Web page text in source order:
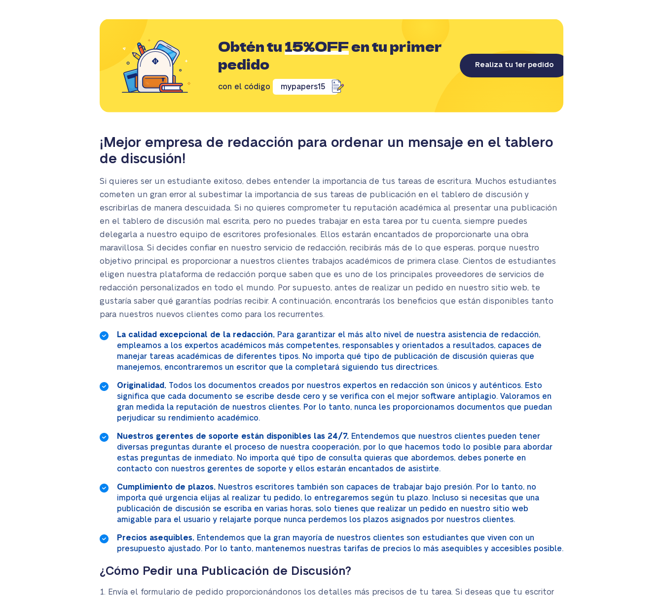
Obtén tu15%OFFen tu primer
pedido
con el código mypapers15
Realiza tu 1er pedido
¡Mejor empresa de redacción para ordenar un mensaje en el tablero
de discusión!
Si quieres ser un estudiante exitoso, debes entender la importancia de tus tareas de escritura. Muchos estudiantes
cometen un gran error al subestimar la importancia de sus tareas de publicación en el tablero de discusión y
escribirlas de manera descuidada. Si no quieres comprometer tu reputación académica al presentar una publicación
en el tablero de discusión mal escrita, pero no puedes trabajar en esta tarea por tu cuenta, siempre puedes
delegarla a nuestro equipo de escritores profesionales. Ellos estarán encantados de proporcionarte una obra
maravillosa. Si decides confiar en nuestro servicio de redacción, recibirás más de lo que esperas, porque nuestro
objetivo principal es proporcionar a nuestros clientes trabajos académicos de primera clase. Cientos de estudiantes
eligen nuestra plataforma de redacción porque saben que es uno de los principales proveedores de servicios de
redacción personalizados en todo el mundo. Por supuesto, antes de realizar un pedido en nuestro sitio web, te
gustaría saber qué garantías podrías recibir. A continuación, encontrarás los beneficios que están disponibles tanto
para nuestros nuevos clientes como para los recurrentes.
La calidad excepcional de la redacción. Para garantizar el más alto nivel de nuestra asistencia de redacción,
empleamos a los expertos académicos más competentes, responsables y orientados a resultados, capaces de
manejar tareas académicas de diferentes tipos. No importa qué tipo de publicación de discusión quieras que
manejemos, encontraremos un escritor que la completará siguiendo tus directrices.
Originalidad. Todos los documentos creados por nuestros expertos en redacción son únicos y auténticos. Esto
significa que cada documento se escribe desde cero y se verifica con el mejor software antiplagio. Valoramos en
gran medida la reputación de nuestros clientes. Por lo tanto, nunca les proporcionamos documentos que puedan
perjudicar su rendimiento académico.
Nuestros gerentes de soporte están disponibles las 24/7. Entendemos que nuestros clientes pueden tener
diversas preguntas durante el proceso de nuestra cooperación, por lo que hacemos todo lo posible para abordar
estas preguntas de inmediato. No importa qué tipo de consulta quieras que abordemos, debes ponerte en
contacto con nuestros gerentes de soporte y ellos estarán encantados de asistirte.
Cumplimiento de plazos. Nuestros escritores también son capaces de trabajar bajo presión. Por lo tanto, no
importa qué urgencia elijas al realizar tu pedido, lo entregaremos según tu plazo. Incluso si necesitas que una
publicación de discusión se escriba en varias horas, solo tienes que realizar un pedido en nuestro sitio web
amigable para el usuario y relajarte porque nunca perdemos los plazos asignados por nuestros clientes.
Precios asequibles. Entendemos que la gran mayoría de nuestros clientes son estudiantes que viven con un
presupuesto ajustado. Por lo tanto, mantenemos nuestras tarifas de precios lo más asequibles y accesibles posible.
¿Cómo Pedir una Publicación de Discusión?
Envía el formulario de pedido proporcionándonos los detalles más precisos de tu tarea. Si deseas que tu escritor